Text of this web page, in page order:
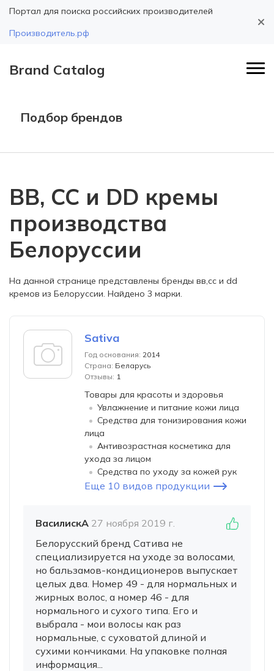
Портал для поиска российских производителей
Производитель.рф
Brand Catalog
Подбор брендов
BB, CC и DD кремы
производства
Белоруссии
На данной странице представлены бренды вв,сс и dd
кремов из Белоруссии. Найдено 3 марки.
Sativa
Год основания: 2014
Страна: Беларусь
Отзывы: 1
Товары для красоты и здоровья
Увлажнение и питание кожи лица
Средства для тонизирования кожи
лица
Антивозрастная косметика для
ухода за лицом
Средства по уходу за кожей рук
Еще 10 видов продукции
ВасилискА 27 ноября 2019 г.
Белорусский бренд Сатива не
специализируется на уходе за волосами,
но бальзамов-кондиционеров выпускает
целых два. Номер 49 - для нормальных и
жирных волос, а номер 46 - для
нормального и сухого типа. Его и
выбрала - мои волосы как раз
нормальные, с суховатой длиной и
сухими кончиками. На упаковке полная
информация...